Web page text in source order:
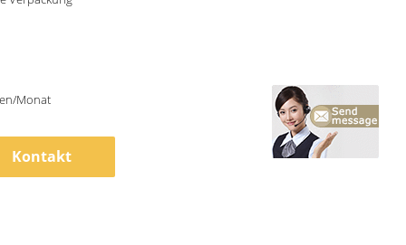
Monat
Kontakt